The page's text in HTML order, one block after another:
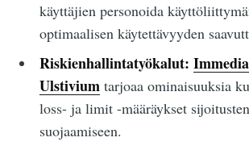
käyttäjien personoida
optimaalisen käytettävyyden
Riskienhallintatyökalut:
Ulstiviumtarjoaa ominaisuuksia
loss- ja limit -määräykset sijoitusten
suojaamiseen.